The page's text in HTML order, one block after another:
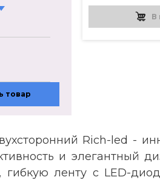
товар
В
Rich-led -
и элегантный
гибкую ленту с LED-